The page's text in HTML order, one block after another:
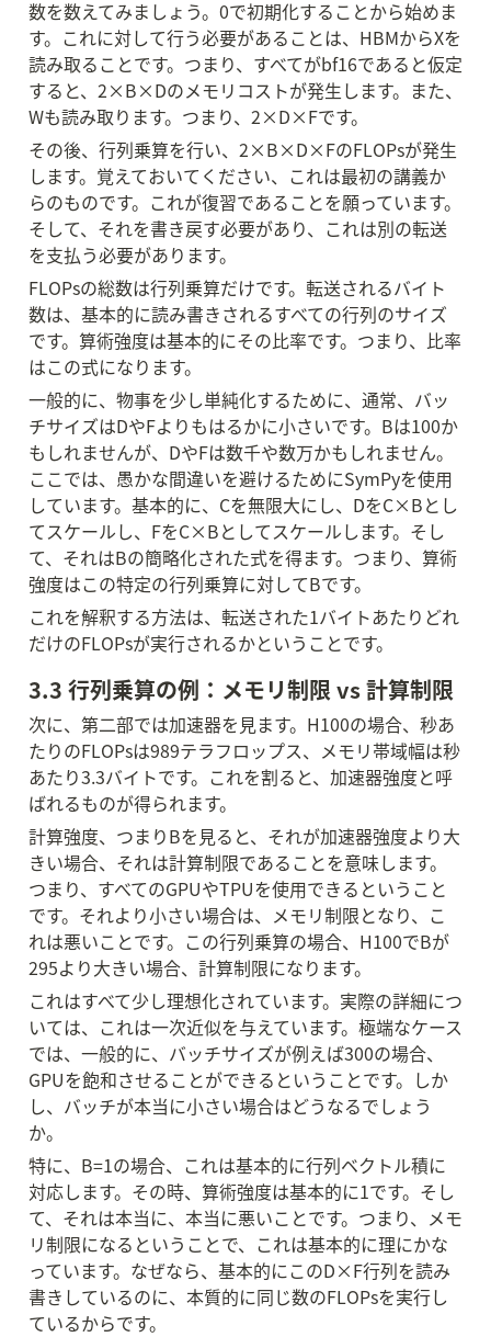
数を数えてみましょう。0で初期化することから始めま
す。これに対して行う必要があることは、HBMからXを
読み取ることです。つまり、すべてがbf16であると仮定
すると、2×B×Dのメモリコストが発生します。また、
Wも読み取ります。つまり、2×D×Fです。
その後、行列乗算を行い、2×B×D×FのFLOPsが発生
します。覚えておいてください、これは最初の講義か
らのものです。これが復習であることを願っています。
そして、それを書き戻す必要があり、これは別の転送
を支払う必要があります。
FLOPsの総数は行列乗算だけです。転送されるバイト
数は、基本的に読み書きされるすべての行列のサイズ
です。算術強度は基本的にその比率です。つまり、比率
はこの式になります。
一般的に、物事を少し単純化するために、通常、バッ
チサイズはDやFよりもはるかに小さいです。Bは100か
もしれませんが、DやFは数千や数万かもしれません。
ここでは、愚かな間違いを避けるためにSymPyを使用
しています。基本的に、Cを無限大にし、DをC×Bとし
てスケールし、FをC×Bとしてスケールします。そし
て、それはBの簡略化された式を得ます。つまり、算術
強度はこの特定の行列乗算に対してBです。
これを解釈する方法は、転送された1バイトあたりどれ
だけのFLOPsが実行されるかということです。
3.3 行列乗算の例：メモリ制限 vs 計算制限
次に、第二部では加速器を見ます。H100の場合、秒あ
たりのFLOPsは989テラフロップス、メモリ帯域幅は秒
あたり3.3バイトです。これを割ると、加速器強度と呼
ばれるものが得られます。
計算強度、つまりBを見ると、それが加速器強度より大
きい場合、それは計算制限であることを意味します。
つまり、すべてのGPUやTPUを使用できるということ
です。それより小さい場合は、メモリ制限となり、こ
れは悪いことです。この行列乗算の場合、H100でBが
295より大きい場合、計算制限になります。
これはすべて少し理想化されています。実際の詳細につ
いては、これは一次近似を与えています。極端なケース
では、一般的に、バッチサイズが例えば300の場合、
GPUを飽和させることができるということです。しか
し、バッチが本当に小さい場合はどうなるでしょう
か。
特に、B=1の場合、これは基本的に行列ベクトル積に
対応します。その時、算術強度は基本的に1です。そし
て、それは本当に、本当に悪いことです。つまり、メモ
リ制限になるということで、これは基本的に理にかな
っています。なぜなら、基本的にこのD×F行列を読み
書きしているのに、本質的に同じ数のFLOPsを実行し
ているからです。